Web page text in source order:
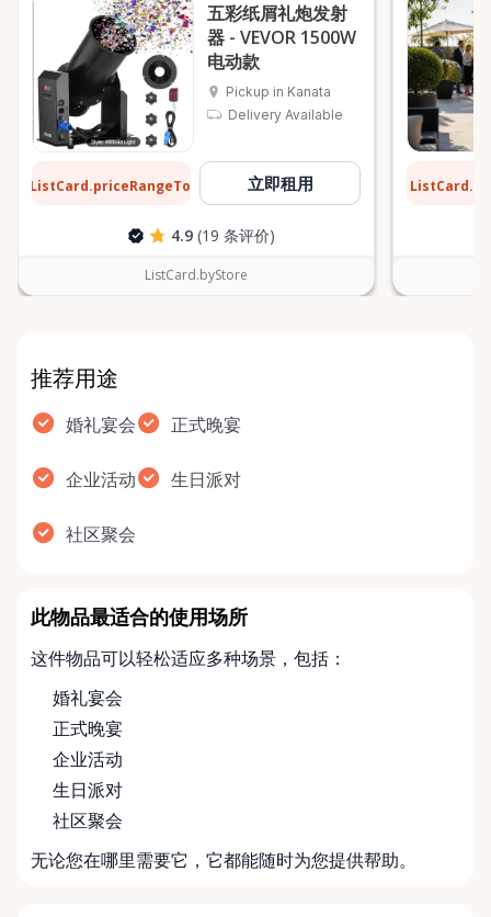
五彩纸屑礼炮发射
器 - VEVOR 1500W
电动款
Pickup in Kanata
Delivery Available
ListCard.priceRangeTo 立即租用
4.9 (19 条评价)
ListCard.byStore
推荐用途
婚礼宴会 正式晚宴
企业活动 生日派对
社区聚会
此物品最适合的使用场所
这件物品可以轻松适应多种场景，包括：
婚礼宴会
正式晚宴
企业活动
生日派对
社区聚会
无论您在哪里需要它，它都能随时为您提供帮助。